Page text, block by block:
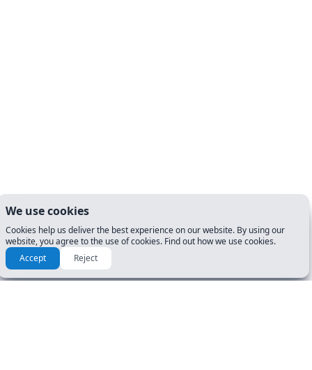
We use cookies
Cookies help us deliver the best experience on our website. By using our
website, you agree to the use of cookies. Find out how we use cookies.
Accept
Reject